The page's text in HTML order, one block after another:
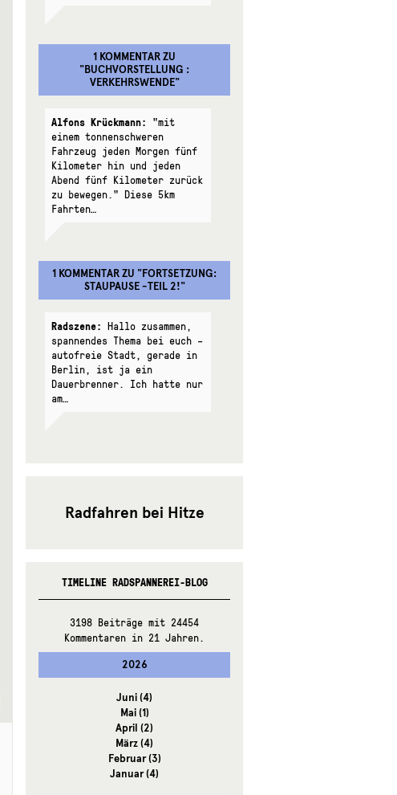
1 KOMMENTARZU
"BUCHVORSTELLUNG :
VERKEHRSWENDE"
Alfons Krückmann: "mit
einem tonnenschweren
Fahrzeug jeden Morgen fünf
Kilometer hin und jeden
Abend fünf Kilometer zurück
zu bewegen." Diese 5km
Fahrten…
1 KOMMENTARZU "FORTSETZUNG:
STAUPAUSE -TEIL 2!"
Radszene: Hallo zusammen,
spannendes Thema bei euch –
autofreie Stadt, gerade in
Berlin, ist ja ein
Dauerbrenner. Ich hatte nur
am…
Radfahren bei Hitze
TIMELINE RADSPANNEREI-BLOG
3198 Beiträge mit 24454
Kommentaren in 21 Jahren.
2026
Juni(4)
Mai(1)
April (2)
März(4)
Februar(3)
Januar(4)